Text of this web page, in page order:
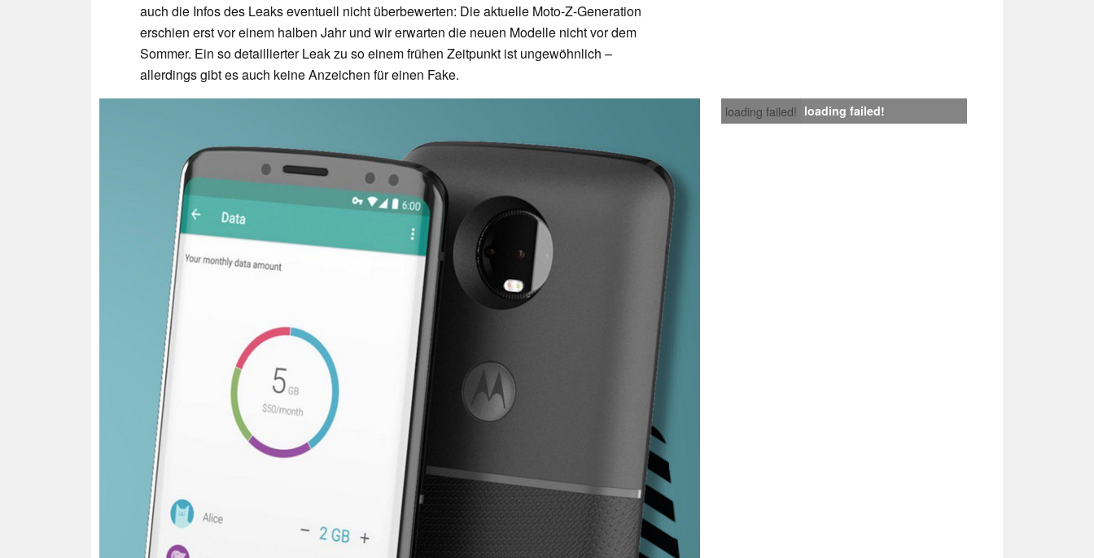
auch die Infos des Leaks eventuell nicht überbewerten: Die aktuelle Moto-Z-Generation
erschien erst vor einem halben Jahr und wir erwarten die neuen Modelle nicht vor dem
Sommer. Ein so detaillierter Leak zu so einem frühen Zeitpunkt ist ungewöhnlich –
allerdings gibt es auch keine Anzeichen für einen Fake.
loading failed! loading failed!